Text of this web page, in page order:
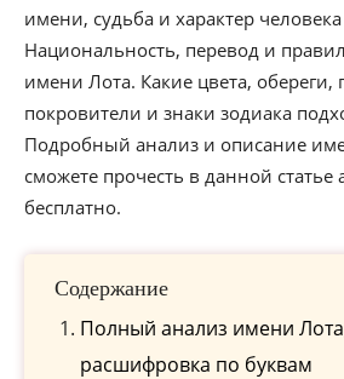
имени, судьба и характер
Национальность, перевод и
имени Лота. Какие цвета, обереги,
покровители и знаки зодиака
Подробный анализ и описание
сможете прочесть в данной статье
бесплатно.
Содержание
Полный анализ имени
расшифровка по буквам